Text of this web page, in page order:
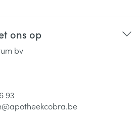
ons op
bv
93
apotheekcobra.be